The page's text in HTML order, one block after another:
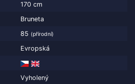
170 cm
Bruneta
85 (přírodní)
Evropská
Vyholený